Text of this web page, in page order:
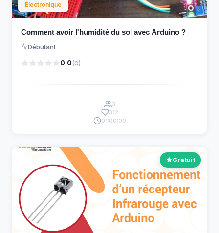
Electronique
Comment avoir l'humidité du sol avec Arduino ?
Débutant
0.0(0)
3
312
01:00:00
Gratuit